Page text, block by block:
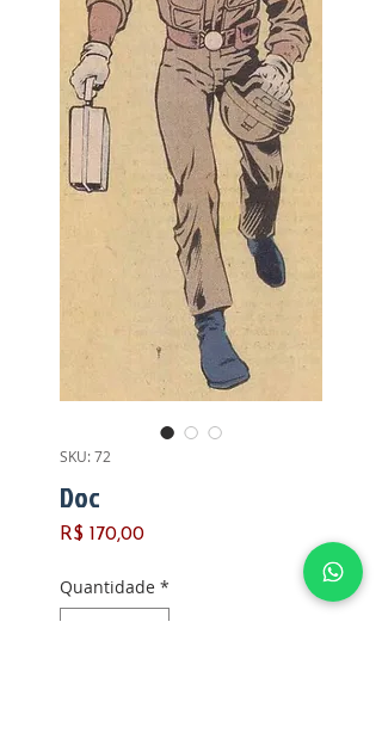
SKU: 72
Doc
R$ 170,00Preço
Quantidade *